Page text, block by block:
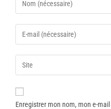
Enregistrer mon nom, mon e-